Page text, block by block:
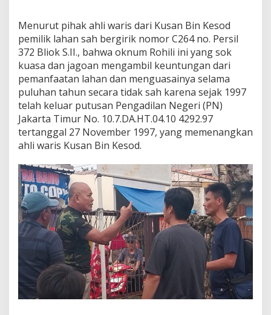
Menurut pihak ahli waris dari Kusan Bin Kesod
pemilik lahan sah bergirik nomor C264 no. Persil
372 Bliok S.II., bahwa oknum Rohili ini yang sok
kuasa dan jagoan mengambil keuntungan dari
pemanfaatan lahan dan menguasainya selama
puluhan tahun secara tidak sah karena sejak 1997
telah keluar putusan Pengadilan Negeri (PN)
Jakarta Timur No. 10.7.DA.HT.04.10 4292.97
tertanggal 27 November 1997, yang memenangkan
ahli waris Kusan Bin Kesod.